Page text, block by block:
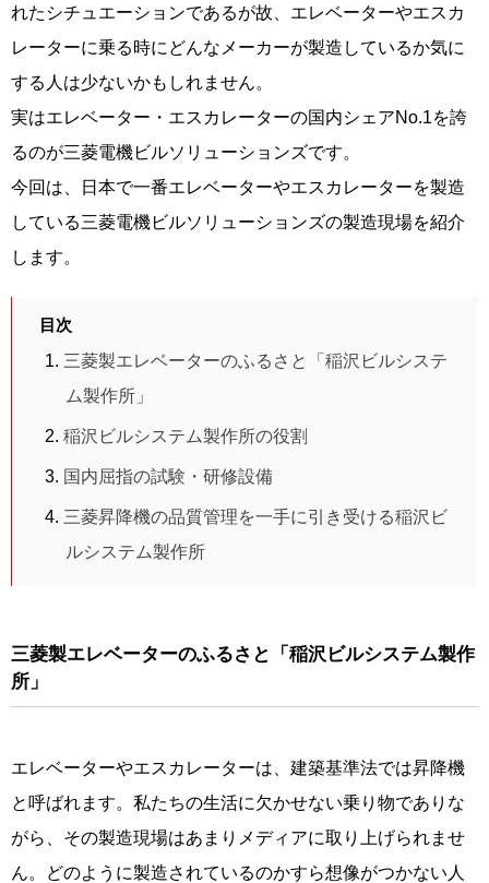
れたシチュエーションであるが故、エレベーターやエスカ
レーターに乗る時にどんなメーカーが製造しているか気に
する人は少ないかもしれません。
実はエレベーター・エスカレーターの国内シェアNo.1を誇
るのが三菱電機ビルソリューションズです。
今回は、日本で一番エレベーターやエスカレーターを製造
している三菱電機ビルソリューションズの製造現場を紹介
します。
目次
三菱製エレベーターのふるさと「稲沢ビルシステ
ム製作所」
稲沢ビルシステム製作所の役割
国内屈指の試験・研修設備
三菱昇降機の品質管理を一手に引き受ける稲沢ビ
ルシステム製作所
三菱製エレベーターのふるさと「稲沢ビルシステム製作
所」
エレベーターやエスカレーターは、建築基準法では昇降機
と呼ばれます。私たちの生活に欠かせない乗り物でありな
がら、その製造現場はあまりメディアに取り上げられませ
ん。どのように製造されているのかすら想像がつかない人